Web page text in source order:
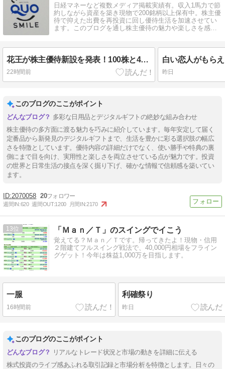
日経マネーなど複数メディア掲載実績有。収入1馬力で節
約しながら資産を築き現物で200銘柄以上保有中。株主優
待で抑えた出費を再投資に回し優待生活を加速させてい
ます。このブログを通し株主優待の魅力や楽しさを感じ
花王が株主優待新設を発表！100株と400株以上で内容が大きく異なる？
22時間前 昨日
このブログのここがポイント
多彩な日用品とデジタルギフトの絶妙な組み合わせ
株主優待の多方面に渡る魅力を巧みに紹介しています。毎年安定して届く
定番品から新発見のデジタルギフトまで、生活を豊かに彩る選択肢の幅広
さを特徴としています。優待内容の詳細だけでなく、使い勝手や特典の裏
側にまで目を向け、実用性と楽しさを両立させている点が魅力です。投資
の世界と日常生活の接点を深く掘り下げ、確かな情報で信頼感を築いてい
ます。
2070058 20
週間IN:620 週間OUT:1200 月間IN:2170
13 「Ｍａｎ／Ｔ」のスイングでイこう
覚えてる？Ｍａｎ／Ｔです。帰ってきたよ！現物・信用
２階建てフルスイング戦法で、40,000円相場をフライン
グゲット！今年は株益1,000万を目指します。
一服
16時間前
利確祭り
昨日
このブログのここがポイント
リアルなトレード状況と市場の動きを詳細に伝える
株式投資のライブ感あふれる取引記録と市場分析を特徴とします。日々の